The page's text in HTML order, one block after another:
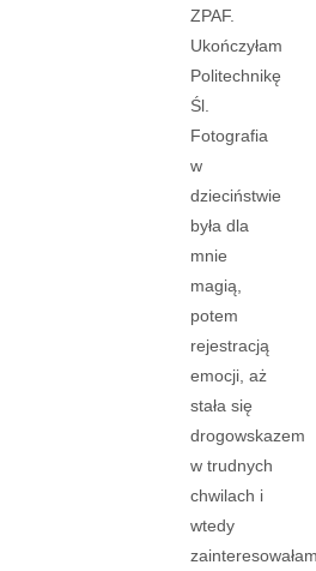
ZPAF.
Ukończyłam
Politechnikę
Śl.
Fotografia
w
dzieciństwie
była dla
mnie
magią,
potem
rejestracją
emocji, aż
stała się
drogowskazem
w trudnych
chwilach i
wtedy